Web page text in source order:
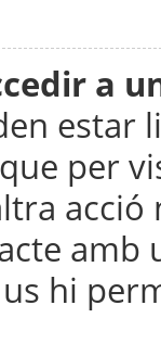
a
estar
per
acció
hi